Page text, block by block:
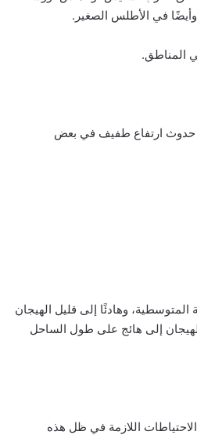
في الأطلس الصغير.
حدوث ارتفاع طفيف في بعض
وهادئًا إلى قليل الهيجان
إلى هائج على طول الساحل
اللازمة في ظل هذه